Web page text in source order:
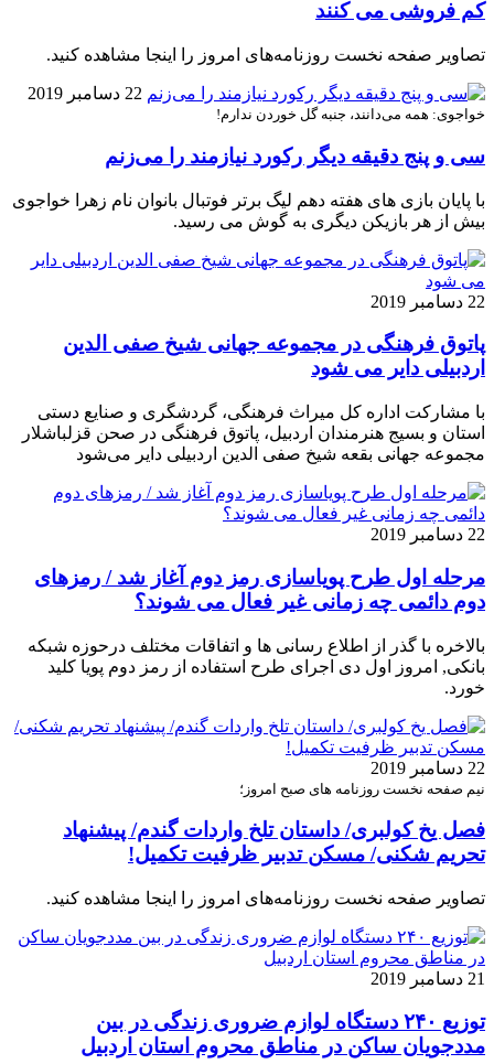
کم فروشی می کنند
تصاویر صفحه نخست روزنامه‌های امروز را اینجا مشاهده کنید.
22 دسامبر 2019
خواجوی: همه می‌دانند، جنبه گل خوردن ندارم!
سی و پنج دقیقه دیگر رکورد نیازمند را می‌زنم
با پایان بازی های هفته دهم لیگ برتر فوتبال بانوان نام زهرا خواجوی
بیش از هر بازیکن دیگری به گوش می رسید.
22 دسامبر 2019
پاتوق فرهنگی در مجموعه جهانی شیخ صفی الدین
اردبیلی دایر می شود
با مشارکت اداره کل میراث فرهنگی، گردشگری و صنایع دستی
استان و بسیج هنرمندان اردبیل، پاتوق فرهنگی در صحن قزلباشلار
مجموعه جهانی بقعه شیخ صفی الدین اردبیلی دایر می‌شود
22 دسامبر 2019
مرحله اول طرح پویاسازی رمز دوم آغاز شد / رمزهای
دوم دائمی چه زمانی غیر فعال می شوند؟
بالاخره با گذر از اطلاع رسانی ها و اتفاقات مختلف درحوزه شبکه
بانکی, امروز اول دی اجرای طرح استفاده از رمز دوم پویا کلید
خورد.
22 دسامبر 2019
نیم صفحه نخست روزنامه های صبح امروز؛
فصل یخ کولبری/ داستان تلخ واردات گندم/ پیشنهاد
تحریم شکنی/ مسکن تدبیر ظرفیت تکمیل!
تصاویر صفحه نخست روزنامه‌های امروز را اینجا مشاهده کنید.
21 دسامبر 2019
توزیع ۲۴۰ دستگاه لوازم ضروری زندگی در بین
مددجویان ساکن در مناطق محروم استان اردبیل